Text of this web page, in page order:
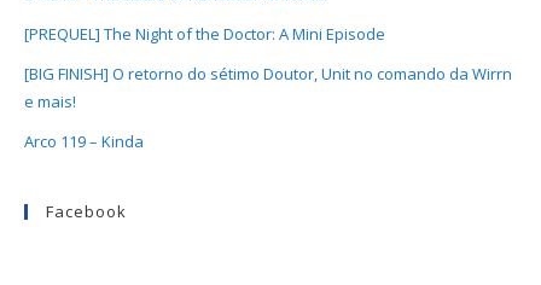
[PREQUEL] The Night of the Doctor: A Mini Episode
[BIG FINISH] O retorno do sétimo Doutor, Unit no comando da Wirrn
e mais!
Arco 119 – Kinda
Facebook